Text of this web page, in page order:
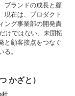
ブランドの成長と顧
現在は、プロダクト
ング事業部の開発責
けではない、未開拓
と顧客接点をつなぐ
。
かざと）
社